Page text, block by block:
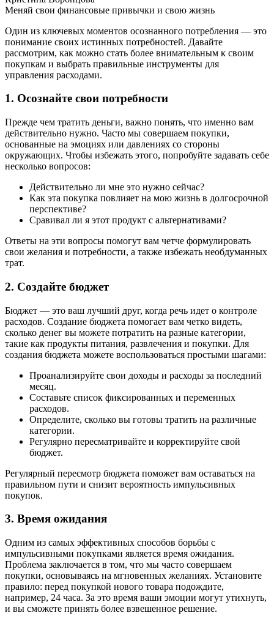
Меняй свои финансовые привычки и свою жизнь
Один из ключевых моментов осознанного потребления — это
понимание своих истинных потребностей. Давайте
рассмотрим, как можно стать более внимательным к своим
покупкам и выбрать правильные инструменты для
управления расходами.
1. Осознайте свои потребности
Прежде чем тратить деньги, важно понять, что именно вам
действительно нужно. Часто мы совершаем покупки,
основанные на эмоциях или давлениях со стороны
окружающих. Чтобы избежать этого, попробуйте задавать себе
несколько вопросов:
Действительно ли мне это нужно сейчас?
Как эта покупка повлияет на мою жизнь в долгосрочной
перспективе?
Сравивал ли я этот продукт с альтернативами?
Ответы на эти вопросы помогут вам четче формулировать
свои желания и потребности, а также избежать необдуманных
трат.
2. Создайте бюджет
Бюджет — это ваш лучший друг, когда речь идет о контроле
расходов. Создание бюджета помогает вам четко видеть,
сколько денег вы можете потратить на разные категории,
такие как продукты питания, развлечения и покупки. Для
создания бюджета можете воспользоваться простыми шагами:
Проанализируйте свои доходы и расходы за последний
месяц.
Составьте список фиксированных и переменных
расходов.
Определите, сколько вы готовы тратить на различные
категории.
Регулярно пересматривайте и корректируйте свой
бюджет.
Регулярный пересмотр бюджета поможет вам оставаться на
правильном пути и снизит вероятность импульсивных
покупок.
3. Время ожидания
Одним из самых эффективных способов борьбы с
импульсивными покупками является время ожидания.
Проблема заключается в том, что мы часто совершаем
покупки, основываясь на мгновенных желаниях. Установите
правило: перед покупкой нового товара подождите,
например, 24 часа. За это время ваши эмоции могут утихнуть,
и вы сможете принять более взвешенное решение.